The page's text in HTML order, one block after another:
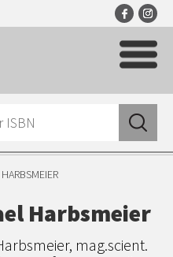
Harbsmeier
mag.scient.